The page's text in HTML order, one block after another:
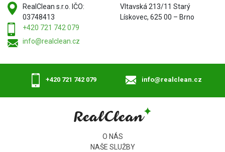
RealClean s.r.o. IČO:
03748413
Vltavská 213/11 Starý
Lískovec, 625 00 – Brno
+420 721 742 079
info@realclean.cz
+420 721 742 079 info@realclean.cz
O NÁS
NAŠE SLUŽBY